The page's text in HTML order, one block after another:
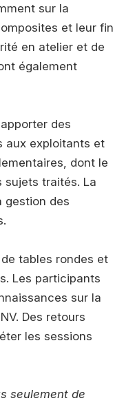
sur la
et leur fin
en atelier et de
également
des
aux exploitants et
dont le
sujets traités. La
gestion des
tables rondes et
Les participants
sur la
Des retours
les sessions
seulement de